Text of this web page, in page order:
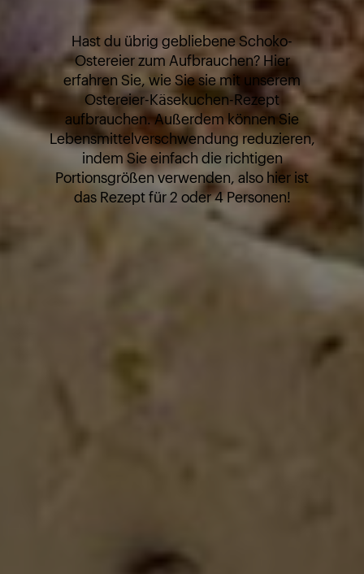
Hast du übrig gebliebene Schoko-
Ostereier zum Aufbrauchen? Hier
erfahren Sie, wie Sie sie mit unserem
Ostereier-Käsekuchen-Rezept
aufbrauchen. Außerdem können Sie
Lebensmittelverschwendung reduzieren,
indem Sie einfach die richtigen
Portionsgrößen verwenden, also hier ist
das Rezept für 2 oder 4 Personen!